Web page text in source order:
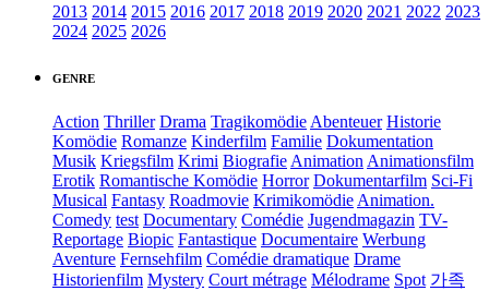
2013 2014 2015 2016 2017 2018 2019 2020 2021 2022 2023
2024 2025 2026
GENRE
Action Thriller Drama TragikomödieAbenteuer Historie
Komödie Romanze Kinderfilm Familie Dokumentation
Musik Kriegsfilm Krimi BiografieAnimationAnimationsfilm
Erotik Romantische Komödie Horror Dokumentarfilm Sci-Fi
Musical Fantasy Roadmovie KrimikomödieAnimation.
Comedy test Documentary Comédie Jugendmagazin TV-
Reportage Biopic Fantastique Documentaire Werbung
Aventure Fernsehfilm Comédie dramatique Drame
Historienfilm Mystery Court métrage Mélodrame Spot 가족